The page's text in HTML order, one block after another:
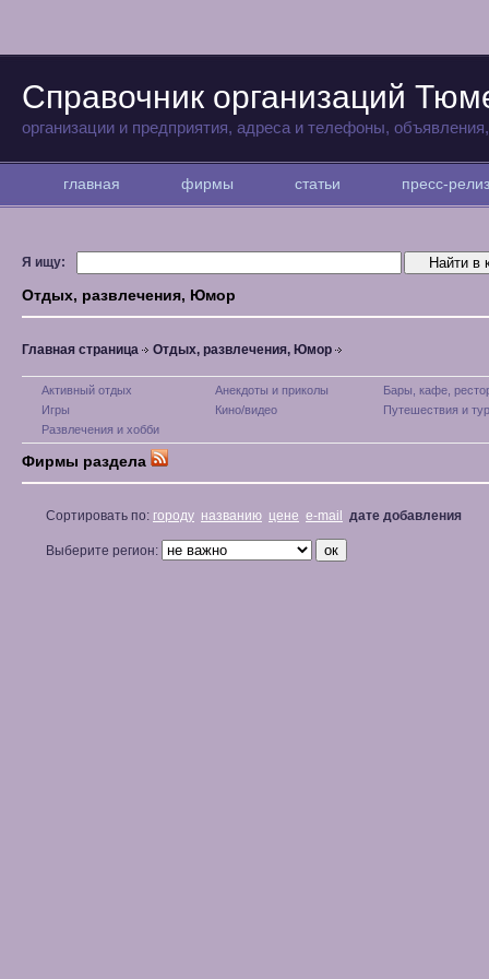
Справочник организаций
организации и предприятия, адреса и телефоны,
главная фирмы статьи пресс-
Я ищу:
Отдых, развлечения, Юмор
Главная страница Отдых, развлечения, Юмор
Активный отдых Анекдоты и приколы
Бары, кафе,
Игры
Кино/видео
Путешествия и
Развлечения и хобби
Фирмы раздела
Сортировать по: городу названию цене e-mail дате добавления
Выберите регион: